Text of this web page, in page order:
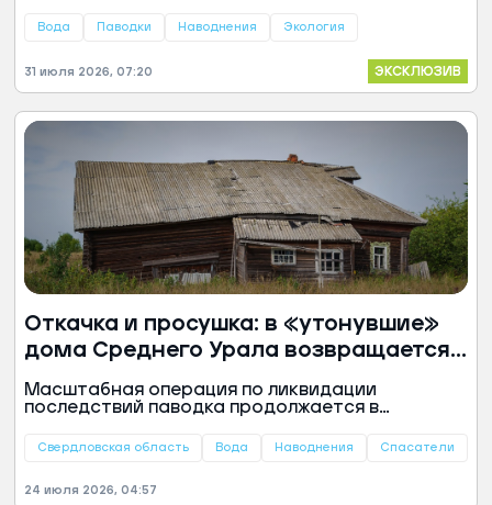
паводок, который уже несколько недель
Вода Паводки Наводнения Экология
31 июля 2026, 07:20 ЭКСКЛЮЗИВ
Откачка и просушка: в «утонувшие»
дома Среднего Урала возвращается
жизнь
Масштабная операция по ликвидации
последствий паводка продолжается в
стабилизируется, экстренные службы
регионального ГУ МЧС России.
Свердловская область Вода Наводнения Спасатели
24 июля 2026, 04:57